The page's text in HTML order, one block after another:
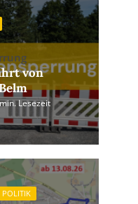
von
Lesezeit
POLITIK